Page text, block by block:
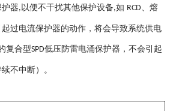
器, 以便不干扰其他保护设备,如 RCD、熔
过电流保护器的动作，将会导致系统供电
复合型SPD低压防雷电涌保护器，不会引起
不中断）。